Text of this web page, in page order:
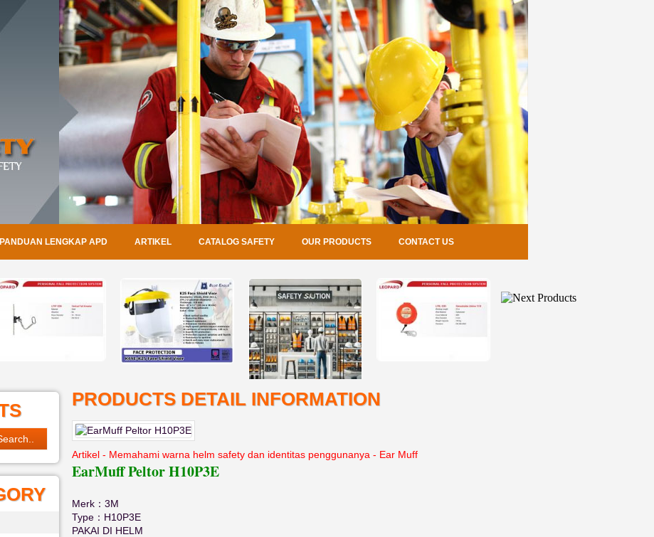
PANDUAN LENGKAP APD ARTIKEL CATALOG SAFETY OUR PRODUCTS CONTACT US
PRODUCTS DETAIL INFORMATION
Artikel - Memahami warna helm safety dan identitas penggunanya - Ear Muff
EarMuff Peltor H10P3E
Merk：3M
Type：H10P3E
PAKAI DI HELM